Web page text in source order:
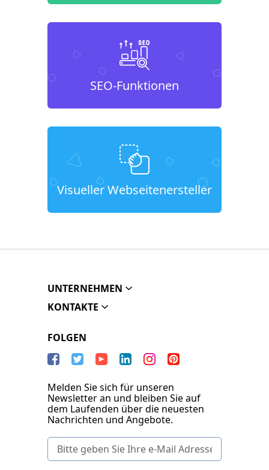
SEO-Funktionen
Visueller Webseitenersteller
UNTERNEHMEN
KONTAKTE
FOLGEN
Melden Sie sich für unseren
Newsletter an und bleiben Sie auf
dem Laufenden über die neuesten
Nachrichten und Angebote.